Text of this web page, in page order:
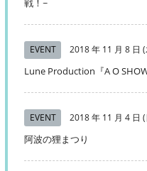
戦！~
EVENT 2018 年 11 月 8 日 (
Lune Production『A O SHOW
EVENT 2018 年 11 月 4 日 (
阿波の狸まつり